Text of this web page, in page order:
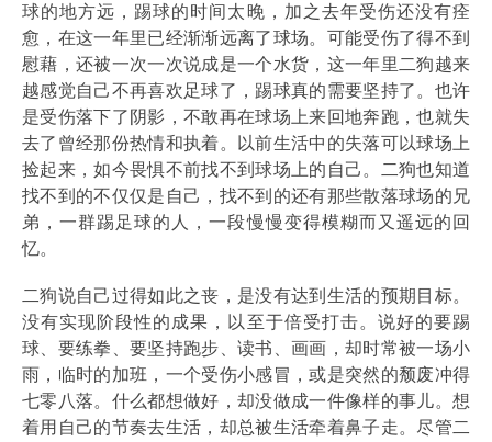
球的地方远，踢球的时间太晚，加之去年受伤还没有痊
愈，在这一年里已经渐渐远离了球场。可能受伤了得不到
慰藉，还被一次一次说成是一个水货，这一年里二狗越来
越感觉自己不再喜欢足球了，踢球真的需要坚持了。也许
是受伤落下了阴影，不敢再在球场上来回地奔跑，也就失
去了曾经那份热情和执着。以前生活中的失落可以球场上
捡起来，如今畏惧不前找不到球场上的自己。二狗也知道
找不到的不仅仅是自己，找不到的还有那些散落球场的兄
弟，一群踢足球的人，一段慢慢变得模糊而又遥远的回
忆。
二狗说自己过得如此之丧，是没有达到生活的预期目标。
没有实现阶段性的成果，以至于倍受打击。说好的要踢
球、要练拳、要坚持跑步、读书、画画，却时常被一场小
雨，临时的加班，一个受伤小感冒，或是突然的颓废冲得
七零八落。什么都想做好，却没做成一件像样的事儿。想
着用自己的节奏去生活，却总被生活牵着鼻子走。尽管二